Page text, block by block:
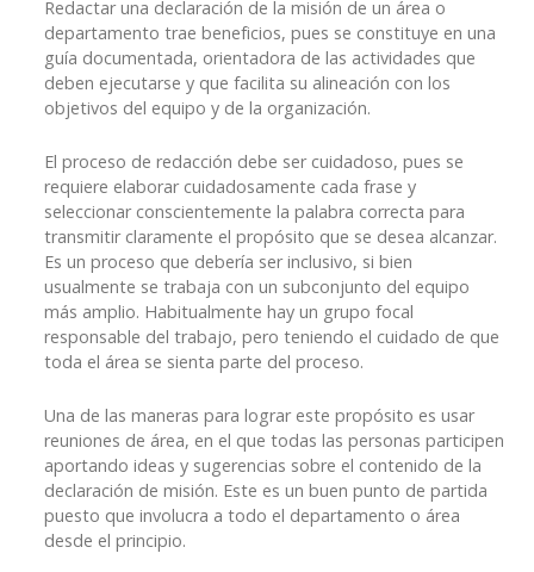
Redactar una declaración de la misión de un área o
departamento trae beneficios, pues se constituye en una
guía documentada, orientadora de las actividades que
deben ejecutarse y que facilita su alineación con los
objetivos del equipo y de la organización.
El proceso de redacción debe ser cuidadoso, pues se
requiere elaborar cuidadosamente cada frase y
seleccionar conscientemente la palabra correcta para
transmitir claramente el propósito que se desea alcanzar.
Es un proceso que debería ser inclusivo, si bien
usualmente se trabaja con un subconjunto del equipo
más amplio. Habitualmente hay un grupo focal
responsable del trabajo, pero teniendo el cuidado de que
toda el área se sienta parte del proceso.
Una de las maneras para lograr este propósito es usar
reuniones de área, en el que todas las personas participen
aportando ideas y sugerencias sobre el contenido de la
declaración de misión. Este es un buen punto de partida
puesto que involucra a todo el departamento o área
desde el principio.